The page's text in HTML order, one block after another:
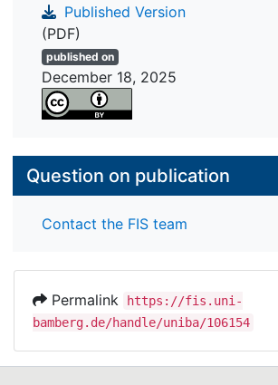
Published Version
(PDF)
published on
December 18, 2025
Question on publication
Contact the FIS team
Permalink
https://fis.uni-
bamberg.de/handle/uniba/106154